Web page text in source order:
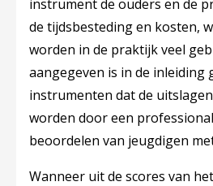
instrument de ouders en de
de tijdsbesteding en kosten,
worden in de praktijk veel
aangegeven is in de inleiding
instrumenten dat de
worden door een
beoordelen van jeugdigen
Wanneer uit de scores van het